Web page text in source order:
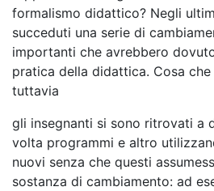
formalismo didattico? Negli
succeduti una serie di
importanti che avrebbero
pratica della didattica. Cosa
tuttavia
gli insegnanti si sono ritrovati a
volta programmi e altro
nuovi senza che questi
sostanza di cambiamento: ad